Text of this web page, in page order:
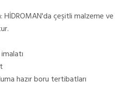
çeşitli malzeme
hazır boru tertibatları